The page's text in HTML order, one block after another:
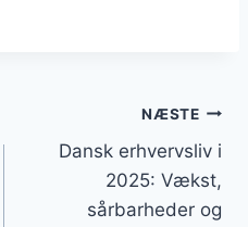
NÆSTE
Dansk erhvervsliv i
2025: Vækst,
sårbarheder og